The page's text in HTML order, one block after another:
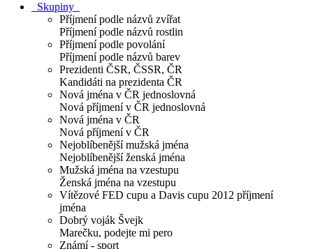
Skupiny
Příjmení podle názvů zvířat
Příjmení podle názvů rostlin
Příjmení podle povolání
Příjmení podle názvů barev
Prezidenti ČSR, ČSSR, ČR
Kandidáti na prezidenta ČR
Nová jména v ČR jednoslovná
Nová příjmení v ČR jednoslovná
Nová jména v ČR
Nová příjmení v ČR
Nejoblíbenější mužská jména
Nejoblíbenější ženská jména
Mužská jména na vzestupu
Ženská jména na vzestupu
Vítězové FED cupu a Davis cupu 2012 příjmení
jména
Dobrý voják Švejk
Marečku, podejte mi pero
Známí - sport